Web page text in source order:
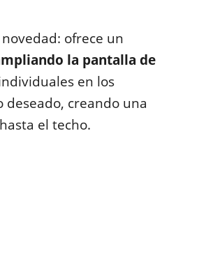
ofrece un
la pantalla de
en los
creando una
el techo.